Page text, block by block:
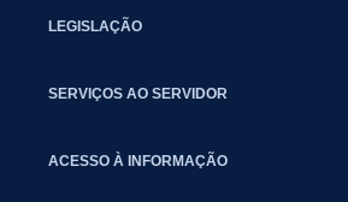
LEGISLAÇÃO
SERVIÇOS AO SERVIDOR
ACESSO À INFORMAÇÃO